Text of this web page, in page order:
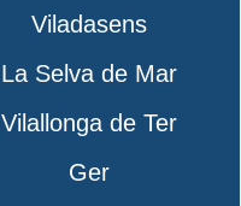
Viladasens
La Selva de Mar
Vilallonga de Ter
Ger